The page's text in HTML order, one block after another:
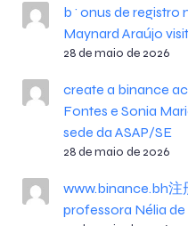
b^onus de registro
Maynard Araújo
28 de maio de 2026
create a binance
Fontes e Sonia
sede da ASAP/SE
28 de maio de 2026
www.binance.bh注
professora Nélia de